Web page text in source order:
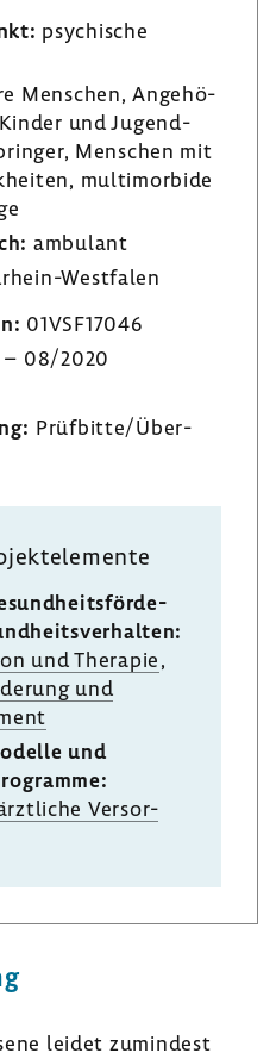
psychi­sche
Menschen, Ange­hö­
und Jugend­
Menschen mit
multi­mor­bide
ambu­lant
​Westfalen
01VSF17046
– 08/2020
Prüf­bitte/Über­
und Therapie,
und
und
Versor­
leidet zumin­dest